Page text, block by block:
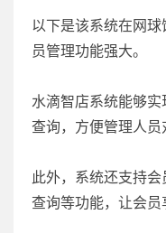
以下是该系统在网
员管理功能强大。
水滴智店系统能够
查询，方便管理人员
此外，系统还支持
查询等功能，让会员